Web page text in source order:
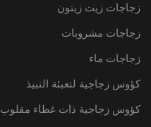
زجاجات زيت زيتون
زجاجات مشروبات
زجاجات ماء
كؤوس زجاجية لتعبئة النبيذ
كؤوس زجاجية ذات غطاء مقلوب